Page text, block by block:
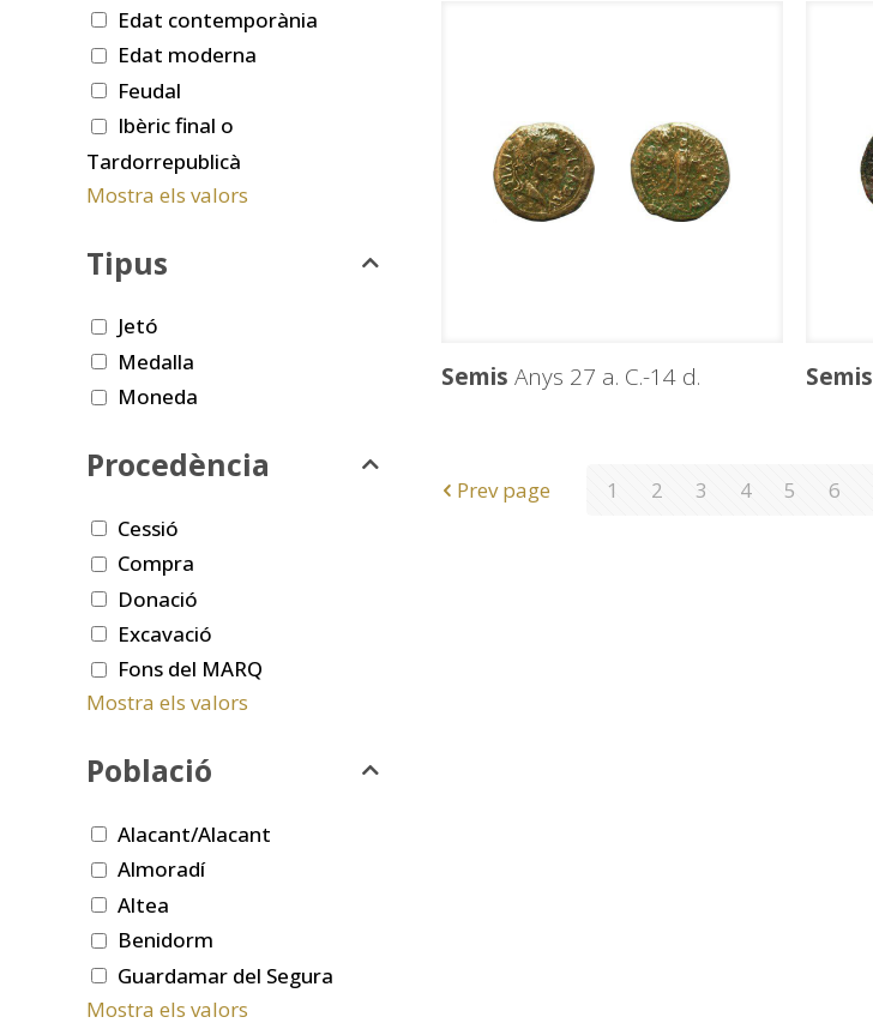
Semis Anys 27 a. C.-14 d. Semis
Prev page 1 2 3 4 5 6
Edat contemporània
Edat moderna
Feudal
Ibèric final o
Tardorrepublicà
Mostra els valors
Tipus
Jetó
Medalla
Moneda
Procedència
Cessió
Compra
Donació
Excavació
Fons del MARQ
Mostra els valors
Població
Alacant/Alacant
Almoradí
Altea
Benidorm
Guardamar del Segura
Mostra els valors